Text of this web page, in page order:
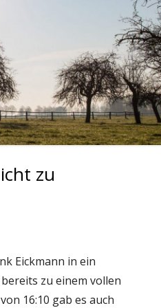
zu
Eickmann in ein
zu einem vollen
16:10 gab es auch